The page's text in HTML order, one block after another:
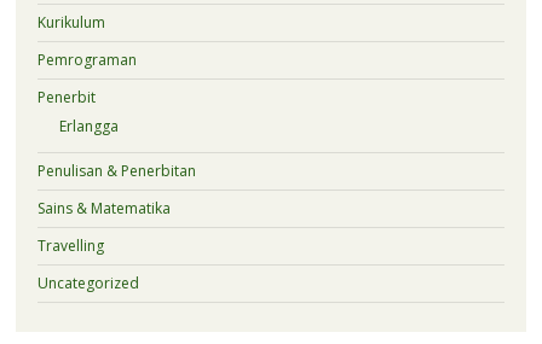
Kurikulum
Pemrograman
Penerbit
Erlangga
Penulisan & Penerbitan
Sains & Matematika
Travelling
Uncategorized